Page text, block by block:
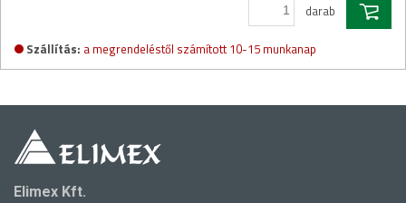
darab
Szállítás: a megrendeléstől számított 10-15 munkanap
Elimex Kft.